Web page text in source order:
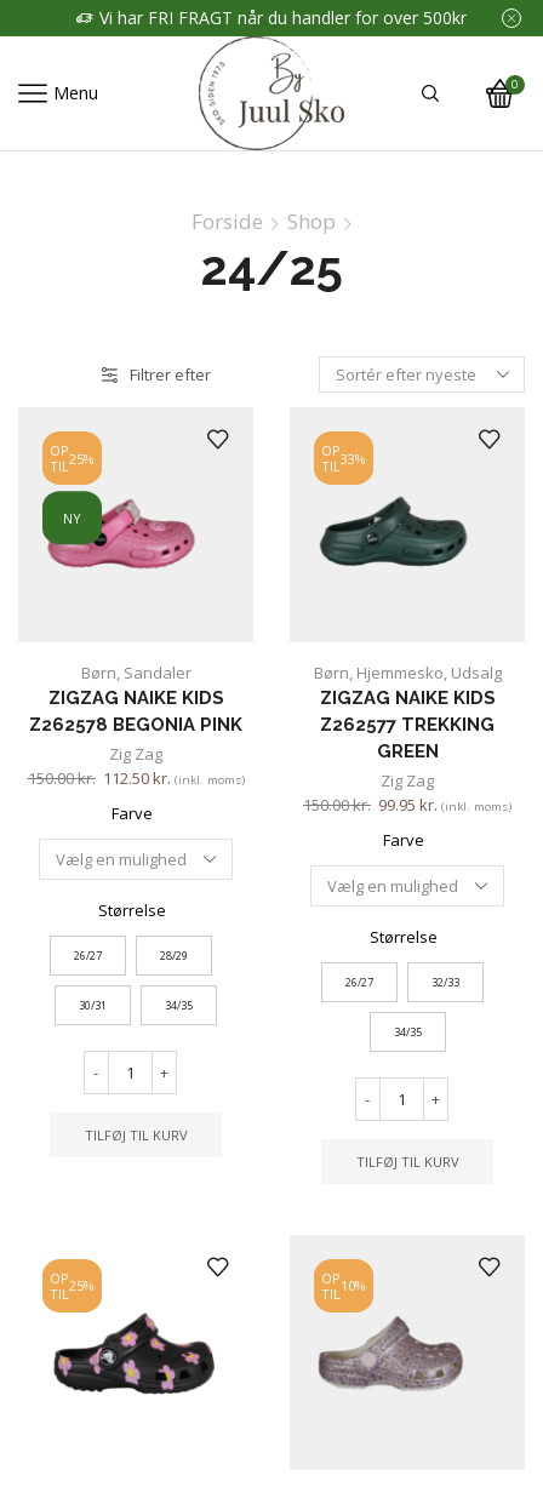
Vi har FRI FRAGT når du handler for over 500kr
Menu 0
Forside Shop
24/25
Filtrer efter
OP
TIL25%
NY
Børn, Sandaler
ZIGZAG NAIKE KIDS
Z262578 BEGONIA PINK
Zig Zag
150.00kr. 112.50kr. (inkl. moms)
Farve
Størrelse
26/27 28/29
30/31 34/35
- +
TILFØJ TIL KURV
OP
TIL33%
Børn, Hjemmesko, Udsalg
ZIGZAG NAIKE KIDS
Z262577 TREKKING
GREEN
Zig Zag
150.00kr. 99.95 kr. (inkl. moms)
Farve
Størrelse
26/27 32/33
34/35
- +
TILFØJ TIL KURV
OP
TIL 25%
OP
TIL 10%